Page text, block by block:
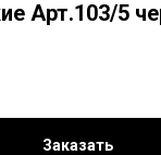
Арт.103/5
Заказать